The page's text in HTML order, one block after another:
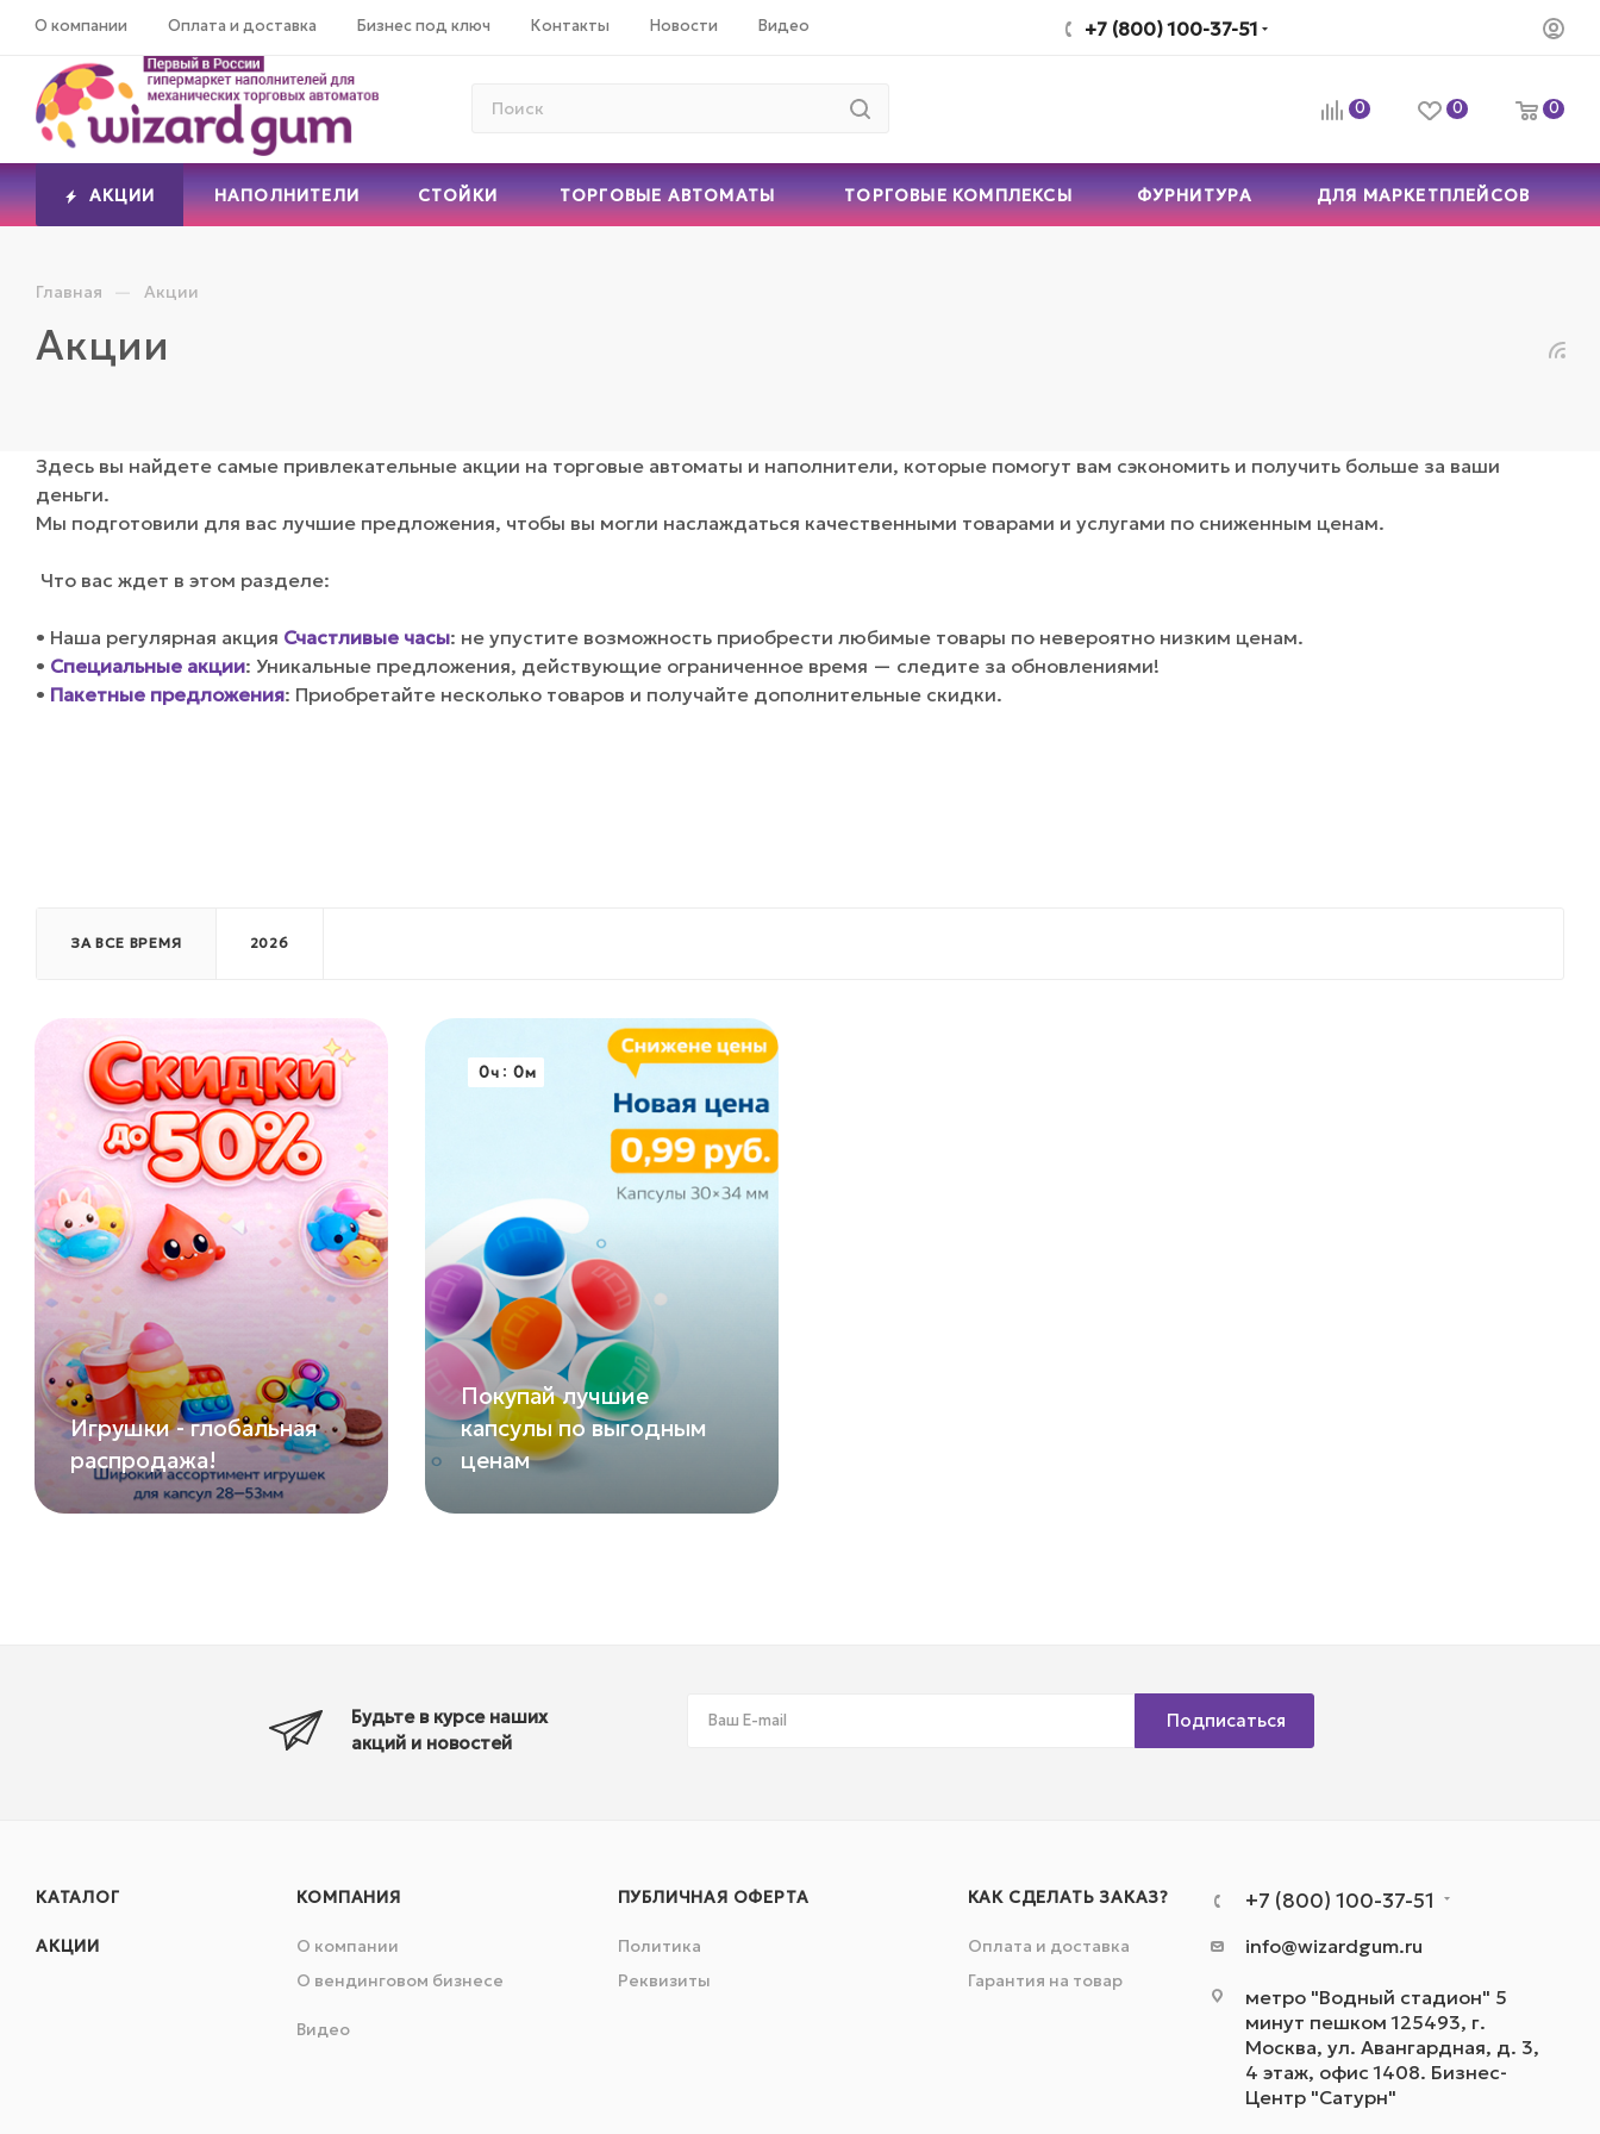
О компании Оплата и доставка Бизнес под ключ Контакты Новости Видео +7 (800) 100-37-51
0 0 0
АКЦИИ НАПОЛНИТЕЛИ СТОЙКИ ТОРГОВЫЕ АВТОМАТЫ ТОРГОВЫЕ КОМПЛЕКСЫ ФУРНИТУРА ДЛЯ МАРКЕТПЛЕЙСОВ
Главная — Акции
Акции
Здесь вы найдете самые привлекательные акции на торговые автоматы и наполнители, которые помогут вам сэкономить и получить больше за ваши
деньги.
Мы подготовили для вас лучшие предложения, чтобы вы могли наслаждаться качественными товарами и услугами по сниженным ценам.
Что вас ждет в этом разделе:
• Наша регулярная акция Счастливые часы: не упустите возможность приобрести любимые товары по невероятно низким ценам.
• Специальные акции: Уникальные предложения, действующие ограниченное время — следите за обновлениями!
• Пакетные предложения: Приобретайте несколько товаров и получайте дополнительные скидки.
ЗА ВСЕ ВРЕМЯ 2026
Игрушки - глобальная
распродажа!
Покупай лучшие
капсулы по выгодным
ценам
0ч 0м
Будьте в курсе наших
акций и новостей
Подписаться
КАТАЛОГ
АКЦИИ
КОМПАНИЯ
О компании
О вендинговом бизнесе
Видео
ПУБЛИЧНАЯ ОФЕРТА
Политика
Реквизиты
КАК СДЕЛАТЬ ЗАКАЗ?
Оплата и доставка
Гарантия на товар
+7 (800) 100-37-51
info@wizardgum.ru
метро "Водный стадион" 5
минут пешком 125493, г.
Москва, ул. Авангардная, д. 3,
4 этаж, офис 1408. Бизнес-
Центр "Сатурн"